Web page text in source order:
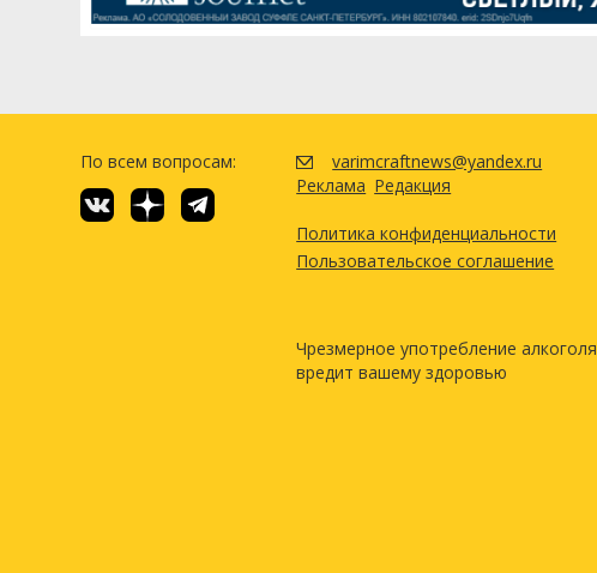
По всем вопросам:
varimcraftnews@yandex.ru
Реклама Редакция
Политика конфиденциальности
Пользовательское соглашение
Чрезмерное употребление алкоголя
вредит вашему здоровью